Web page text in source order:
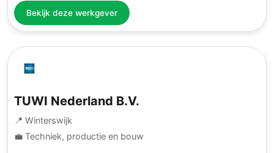
Bekijk deze werkgever
TUWI Nederland B.V.
📍 Winterswijk
💼 Techniek, productie en bouw